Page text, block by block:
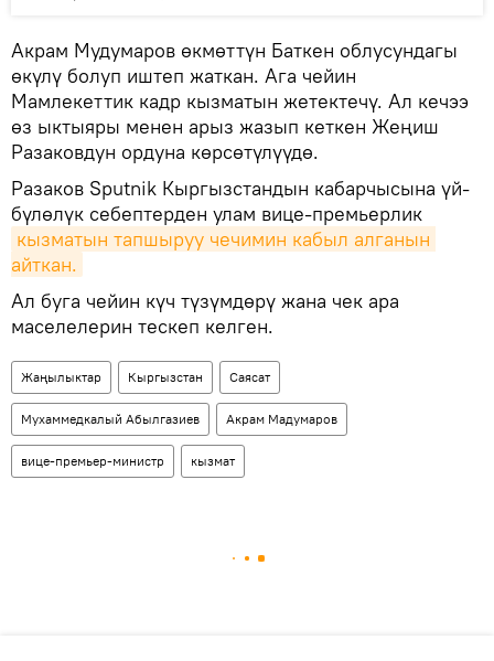
Акрам Мудумаров өкмөттүн Баткен облусундагы
өкүлү болуп иштеп жаткан. Ага чейин
Мамлекеттик кадр кызматын жетектечү. Ал кечээ
өз ыктыяры менен арыз жазып кеткен Жеңиш
Разаковдун ордуна көрсөтүлүүдө.
Разаков Sputnik Кыргызстандын кабарчысына үй-
бүлөлүк себептерден улам вице-премьерлик
кызматын тапшыруу чечимин кабыл алганын
айткан.
Ал буга чейин күч түзүмдөрү жана чек ара
маселелерин тескеп келген.
Жаңылыктар Кыргызстан Саясат
Мухаммедкалый Абылгазиев Акрам Мадумаров
вице-премьер-министр кызмат